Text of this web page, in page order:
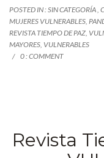
POSTED IN : SIN CATEGORÍA ,
MUJERES VULNERABLES,
REVISTA TIEMPO DE PAZ,
MAYORES, VULNERABLES
0 : COMMENT
Revista